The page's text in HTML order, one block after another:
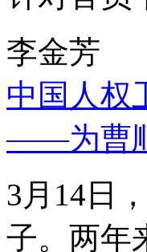
李金芳
中国人权
——为曹
3月14日
子。两年